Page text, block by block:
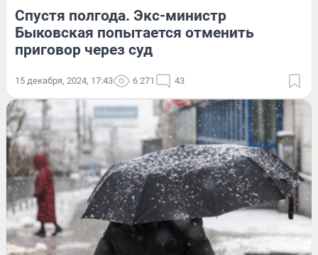
Спустя полгода. Экс-министр
Быковская попытается отменить
приговор через суд
15 декабря, 2024, 17:43 6 271 43